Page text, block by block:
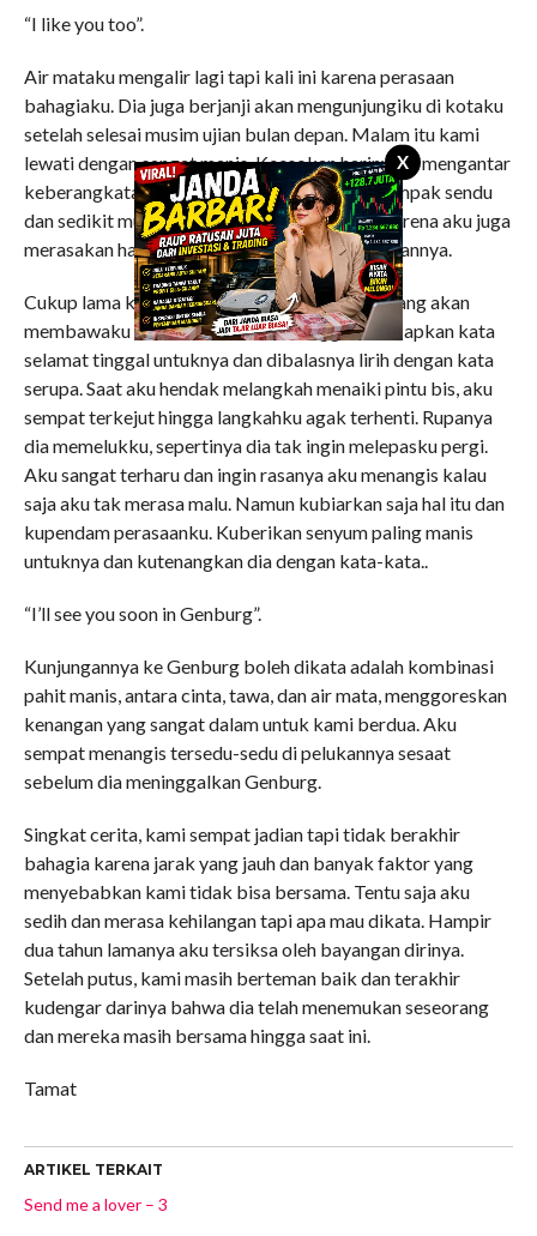
X
“I like you too”.
Air mataku mengalir lagi tapi kali ini karena perasaan
bahagiaku. Dia juga berjanji akan mengunjungiku di kotaku
setelah selesai musim ujian bulan depan. Malam itu kami
lewati dengan sangat manis. Keesokan harinya ia mengantar
keberangkatanku ke stasiun bis. Wajahnya nampak sendu
dan sedikit murung, aku pun memakluminya karena aku juga
merasakan hal yang sama seperti yang dirasakannya.
Cukup lama kami menunggu kedatangan bis yang akan
membawaku ke kota dimana aku tinggal. Kuucapkan kata
selamat tinggal untuknya dan dibalasnya lirih dengan kata
serupa. Saat aku hendak melangkah menaiki pintu bis, aku
sempat terkejut hingga langkahku agak terhenti. Rupanya
dia memelukku, sepertinya dia tak ingin melepasku pergi.
Aku sangat terharu dan ingin rasanya aku menangis kalau
saja aku tak merasa malu. Namun kubiarkan saja hal itu dan
kupendam perasaanku. Kuberikan senyum paling manis
untuknya dan kutenangkan dia dengan kata-kata..
“I’ll see you soon in Genburg”.
Kunjungannya ke Genburg boleh dikata adalah kombinasi
pahit manis, antara cinta, tawa, dan air mata, menggoreskan
kenangan yang sangat dalam untuk kami berdua. Aku
sempat menangis tersedu-sedu di pelukannya sesaat
sebelum dia meninggalkan Genburg.
Singkat cerita, kami sempat jadian tapi tidak berakhir
bahagia karena jarak yang jauh dan banyak faktor yang
menyebabkan kami tidak bisa bersama. Tentu saja aku
sedih dan merasa kehilangan tapi apa mau dikata. Hampir
dua tahun lamanya aku tersiksa oleh bayangan dirinya.
Setelah putus, kami masih berteman baik dan terakhir
kudengar darinya bahwa dia telah menemukan seseorang
dan mereka masih bersama hingga saat ini.
Tamat
ARTIKEL TERKAIT
Send me a lover – 3